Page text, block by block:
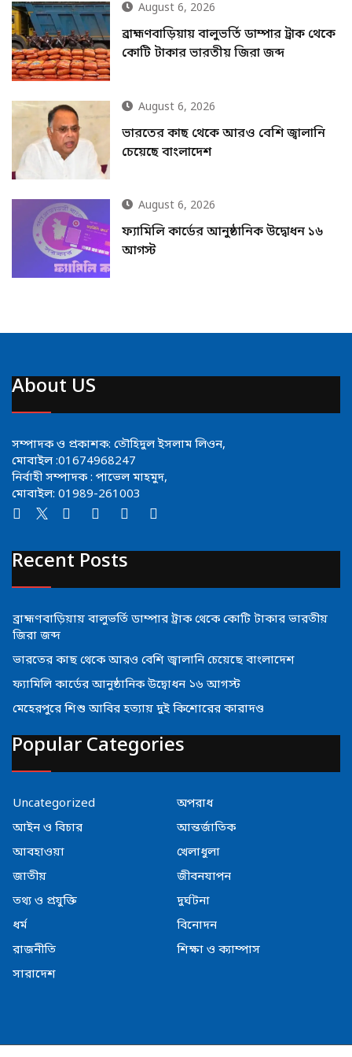
August 6, 2026
ব্রাহ্মণবাড়িয়ায় বালুভর্তি ডাম্পার ট্রাক থেকে
কোটি টাকার ভারতীয় জিরা জব্দ
August 6, 2026
ভারতের কাছ থেকে আরও বেশি জ্বালানি
চেয়েছে বাংলাদেশ
August 6, 2026
ফ্যামিলি কার্ডের আনুষ্ঠানিক উদ্বোধন ১৬
আগস্ট
About US
সম্পাদক ও প্রকাশক: তৌহিদুল ইসলাম লিওন,
মোবাইল :01674968247
নির্বাহী সম্পাদক : পাভেল মাহমুদ,
মোবাইল: 01989-261003
Recent Posts
ব্রাহ্মণবাড়িয়ায় বালুভর্তি ডাম্পার ট্রাক থেকে কোটি টাকার ভারতীয়
জিরা জব্দ
ভারতের কাছ থেকে আরও বেশি জ্বালানি চেয়েছে বাংলাদেশ
ফ্যামিলি কার্ডের আনুষ্ঠানিক উদ্বোধন ১৬ আগস্ট
মেহেরপুরে শিশু আবির হত্যায় দুই কিশোরের কারাদণ্ড
Popular Categories
Uncategorized
অপরাধ
আইন ও বিচার
আন্তর্জাতিক
আবহাওয়া
খেলাধুলা
জাতীয়
জীবনযাপন
তথ্য ও প্রযুক্তি
দুর্ঘটনা
ধর্ম
বিনোদন
রাজনীতি
শিক্ষা ও ক্যাম্পাস
সারাদেশ